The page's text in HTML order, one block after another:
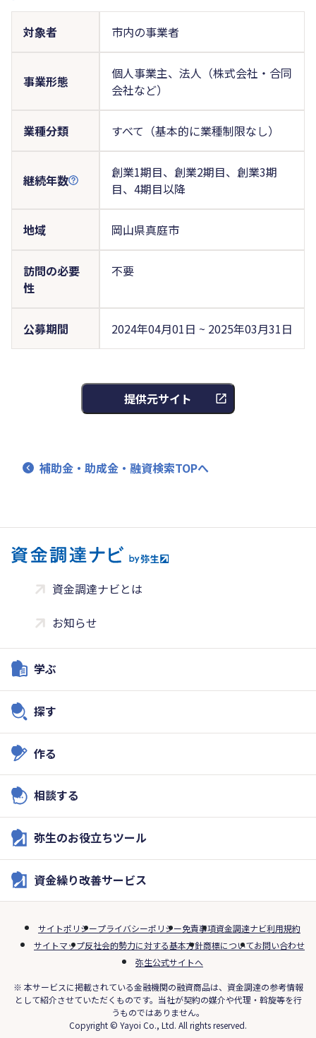
対象者 市内の事業者
事業形態
個人事業主、法人（株式会社・合同
会社など）
業種分類 すべて（基本的に業種制限なし）
継続年数
創業1期目、創業2期目、創業3期
目、4期目以降
地域 岡山県真庭市
訪問の必要
性
不要
公募期間 2024年04月01日 ~ 2025年03月31日
提供元サイト
補助金・助成金・融資検索TOPへ
資金調達ナビとは
お知らせ
学ぶ
探す
作る
相談する
弥生のお役立ちツール
資金繰り改善サービス
サイトポリシープライバシーポリシー免責事項資金調達ナビ利用規約
サイトマップ反社会的勢力に対する基本方針商標についてお問い合わせ
弥生公式サイトへ
※ 本サービスに掲載されている金融機関の融資商品は、資金調達の参考情報
として紹介させていただくものです。当社が契約の媒介や代理・斡旋等を行
うものではありません。
Copyright © Yayoi Co., Ltd. All rights reserved.